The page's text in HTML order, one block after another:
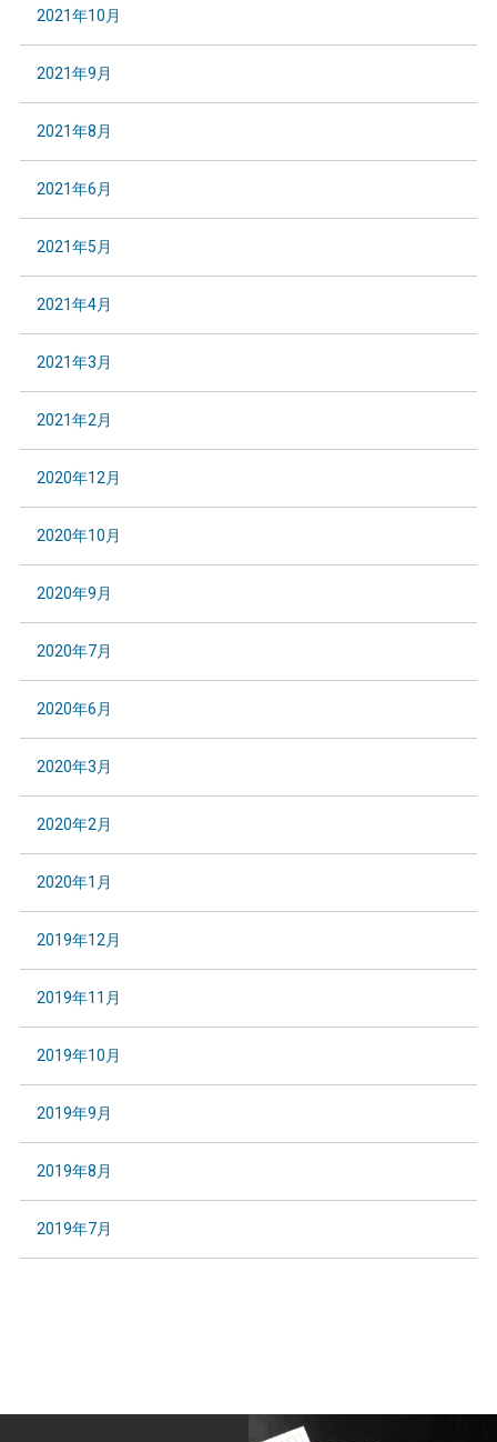
2021年10月
2021年9月
2021年8月
2021年6月
2021年5月
2021年4月
2021年3月
2021年2月
2020年12月
2020年10月
2020年9月
2020年7月
2020年6月
2020年3月
2020年2月
2020年1月
2019年12月
2019年11月
2019年10月
2019年9月
2019年8月
2019年7月